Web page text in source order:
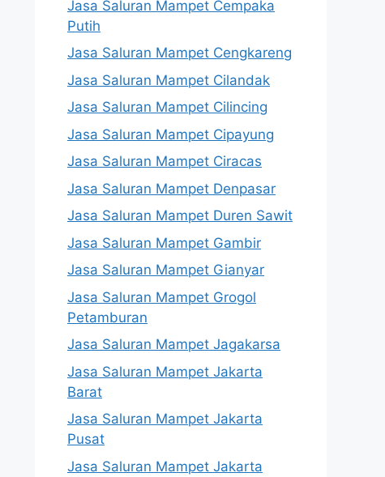
Jasa Saluran Mampet Cempaka
Putih
Jasa Saluran Mampet Cengkareng
Jasa Saluran Mampet Cilandak
Jasa Saluran Mampet Cilincing
Jasa Saluran Mampet Cipayung
Jasa Saluran Mampet Ciracas
Jasa Saluran Mampet Denpasar
Jasa Saluran Mampet Duren Sawit
Jasa Saluran Mampet Gambir
Jasa Saluran Mampet Gianyar
Jasa Saluran Mampet Grogol
Petamburan
Jasa Saluran Mampet Jagakarsa
Jasa Saluran Mampet Jakarta
Barat
Jasa Saluran Mampet Jakarta
Pusat
Jasa Saluran Mampet Jakarta